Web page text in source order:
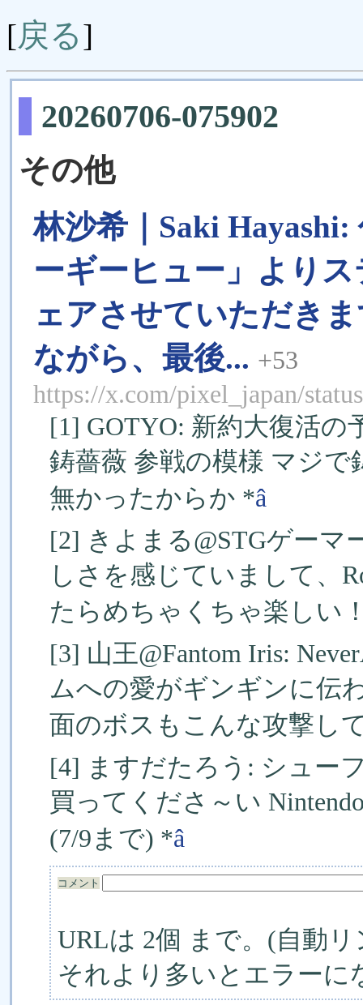
[戻る]
20260706-075902
その他
林沙希｜Saki
ーギーヒュー」より
ェアさせていただき
ながら、最後... +53
https://x.com/pixel_japan/
[1] GOTYO: 新約大復活
鋳薔薇 参戦の模様 マジで
無かったからか *â
[2] きよまる@STGゲーマ
しさを感じていまして、
たらめちゃくちゃ楽しい
[3] 山王@Fantom Iris:
ムへの愛がギンギンに伝
面のボスもこんな攻撃し
[4] ますだたろう: シュー
買ってくださ～い
(7/9まで) *â
コメント
URLは 2個 まで。(自動リ
それより多いとエラーに